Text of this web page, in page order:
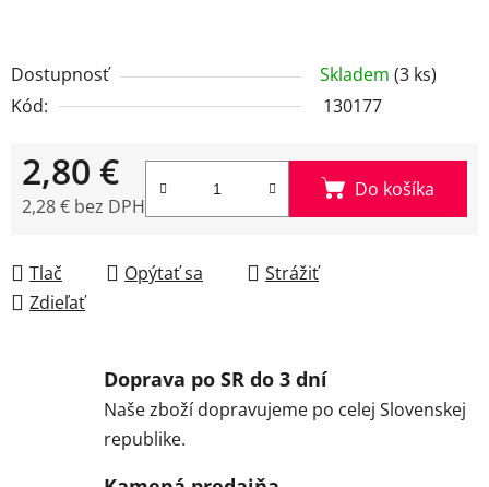
Dostupnosť Skladem (3 ks)
Kód:
130177
2,80 €
2,28 € bez DPH
Do košíka
Tlač Opýtať sa
Strážiť
Zdieľať
Doprava po SR do 3 dní
Naše zboží dopravujeme po celej Slovenskej
republike.